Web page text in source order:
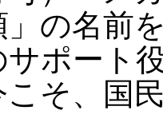
の名前
サポート
そ、国